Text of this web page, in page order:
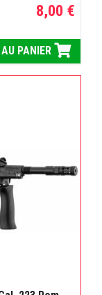
8,00 €
PANIER